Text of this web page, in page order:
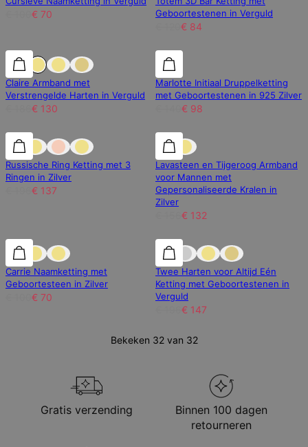
€ 70
Geboortestenen in Verguld
€ 84
30% korting 30% korting
Claire Armband met
Verstrengelde Harten in Verguld
€ 130
30% korting
Marlotte Initiaal Druppelketting
met Geboortestenen in 925 Zilver
€ 98
30% korting 30% korting
Russische Ring Ketting met 3
Ringen in Zilver
€ 137
15% korting
Lavasteen en Tijgeroog Armband
voor Mannen met
Gepersonaliseerde Kralen in
Zilver
€ 132
30% korting 30% korting
Carrie Naamketting met
Geboortesteen in Zilver
€ 70
25% korting
Twee Harten voor Altijd Eén
Ketting met Geboortestenen in
Verguld
€ 147
Bekeken 32 van 32
Gratis verzending
Binnen 100 dagen
retourneren